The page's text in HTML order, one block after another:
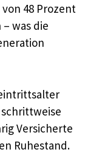
48 Prozent
was die
Versicherte
Ruhestand.